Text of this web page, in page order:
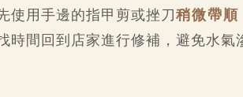
使用手邊的指甲剪或挫刀稍微帶順
時間回到店家進行修補，避免水氣